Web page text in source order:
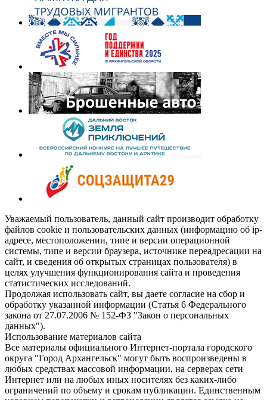
Уважаемый пользователь, данный сайт производит обработку
файлов cookie и пользовательских данных (информацию об ip-
адресе, местоположении, типе и версии операционной
системы, типе и версии браузера, источнике переадресации на
сайт, и сведения об открытых страницах пользователя) в
целях улучшения функционирования сайта и проведения
статистических исследований.
Продолжая использовать сайт, вы даете согласие на сбор и
обработку указанной информации (Статья 6 Федерального
закона от 27.07.2006 № 152-ФЗ "Закон о персональных
данных").
Использование материалов сайта
Все материалы официального Интернет-портала городского
округа "Город Архангельск" могут быть воспроизведены в
любых средствах массовой информации, на серверах сети
Интернет или на любых иных носителях без каких-либо
ограничений по объему и срокам публикации. Единственным